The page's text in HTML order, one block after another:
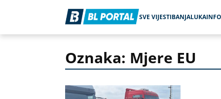
SVE VIJESTIBANJALUKAINFO
Oznaka: Mjere EU